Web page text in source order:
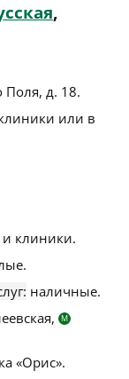
,
Поля, д. 18.
или в
клиники.
наличные.
М
«Орис».